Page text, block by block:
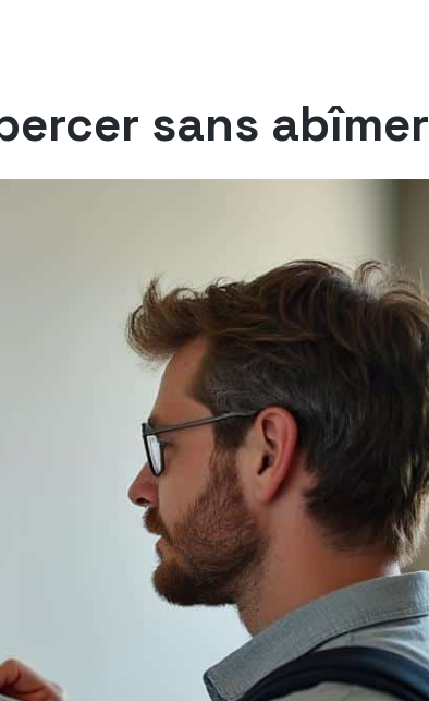
sans abîmer